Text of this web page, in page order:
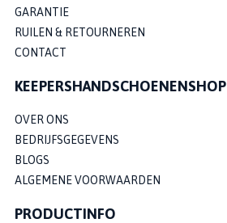
GARANTIE
RUILEN & RETOURNEREN
CONTACT
KEEPERSHANDSCHOENENSHOP
OVER ONS
BEDRIJFSGEGEVENS
BLOGS
ALGEMENE VOORWAARDEN
PRODUCTINFO